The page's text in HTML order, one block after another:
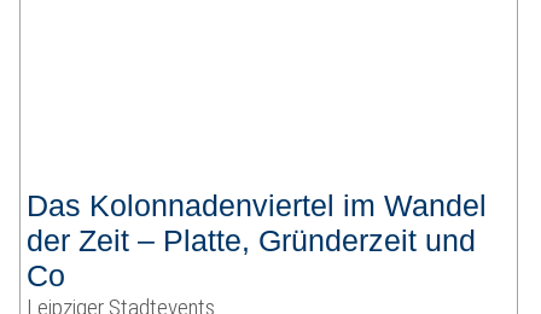
Das Kolonnadenviertel im Wandel
der Zeit – Platte, Gründerzeit und
Co
Leipziger Stadtevents